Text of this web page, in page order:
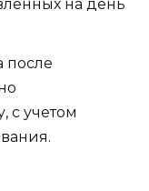
на день
после
с учетом